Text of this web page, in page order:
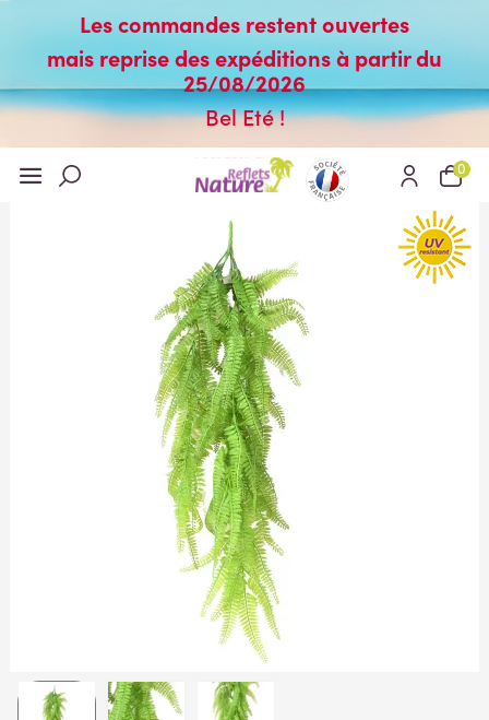
Les commandes restent ouvertes
mais reprise des expéditions à partir du
25/08/2026
Bel Eté !
0